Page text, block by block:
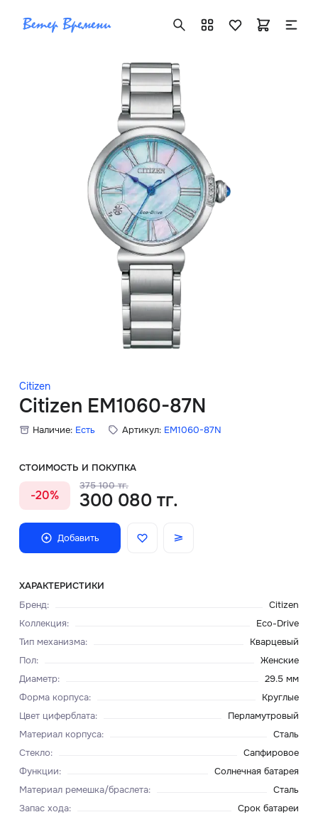
Citizen
Citizen EM1060-87N
Наличие: Есть Артикул: EM1060-87N
СТОИМОСТЬ И ПОКУПКА
-20%
375 100 тг.
300 080 тг.
Добавить
ХАРАКТЕРИСТИКИ
Бренд:
Citizen
Коллекция:
Eco-Drive
Тип механизма:
Кварцевый
Пол:
Женские
Диаметр:
29.5 мм
Форма корпуса:
Круглые
Цвет циферблата:
Перламутровый
Материал корпуса:
Сталь
Стекло:
Сапфировое
Функции:
Солнечная батарея
Материал ремешка/браслета:
Сталь
Запас хода:
Срок батареи
+7 ( 705 ) 181-42-50
info@vetervremeni.kz
Авторизация
Каталог
Мужские часы
Женские часы
Скидки
Главная
О нас
Доставка и оплата
Блог